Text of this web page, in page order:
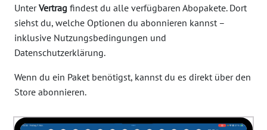
UnterVertrag findest du alle verfügbaren Abopakete. Dort
siehst du, welche Optionen du abonnieren kannst –
inklusive Nutzungsbedingungen und
Datenschutzerklärung.
Wenn du ein Paket benötigst, kannst du es direkt über den
Store abonnieren.